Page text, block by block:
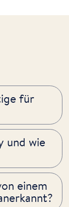
für
und wie
einem